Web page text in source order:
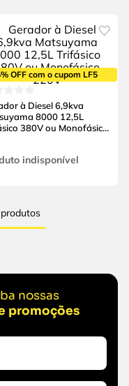
OFF com o cupom LF5
à Diesel 6,9kva
8000 12,5L
380V ou Monofásico
indisponível
produtos
nossas
promoções